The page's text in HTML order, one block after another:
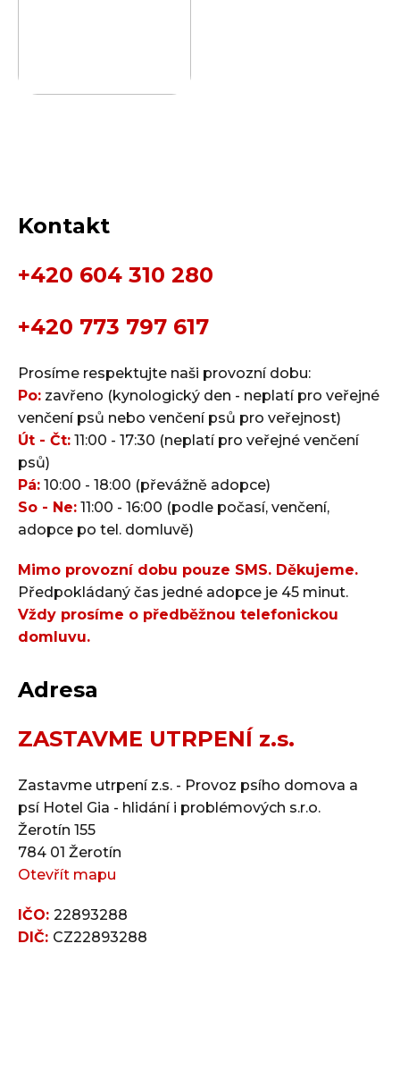
Kontakt
+420 604 310 280
+420 773 797 617
Prosíme respektujte naši provozní dobu:
Po: zavřeno (kynologický den - neplatí pro veřejné
venčení psů nebo venčení psů pro veřejnost)
Út - Čt: 11:00 - 17:30 (neplatí pro veřejné venčení
psů)
Pá: 10:00 - 18:00 (převážně adopce)
So - Ne: 11:00 - 16:00 (podle počasí, venčení,
adopce po tel. domluvě)
Mimo provozní dobu pouze SMS. Děkujeme.
Předpokládaný čas jedné adopce je 45 minut.
Vždy prosíme o předběžnou telefonickou
domluvu.
Adresa
ZASTAVME UTRPENÍ z.s.
Zastavme utrpení z.s. - Provoz psího domova a
psí Hotel Gia - hlidání i problémových s.r.o.
Žerotín 155
784 01 Žerotín
Otevřít mapu
IČO: 22893288
DIČ: CZ22893288